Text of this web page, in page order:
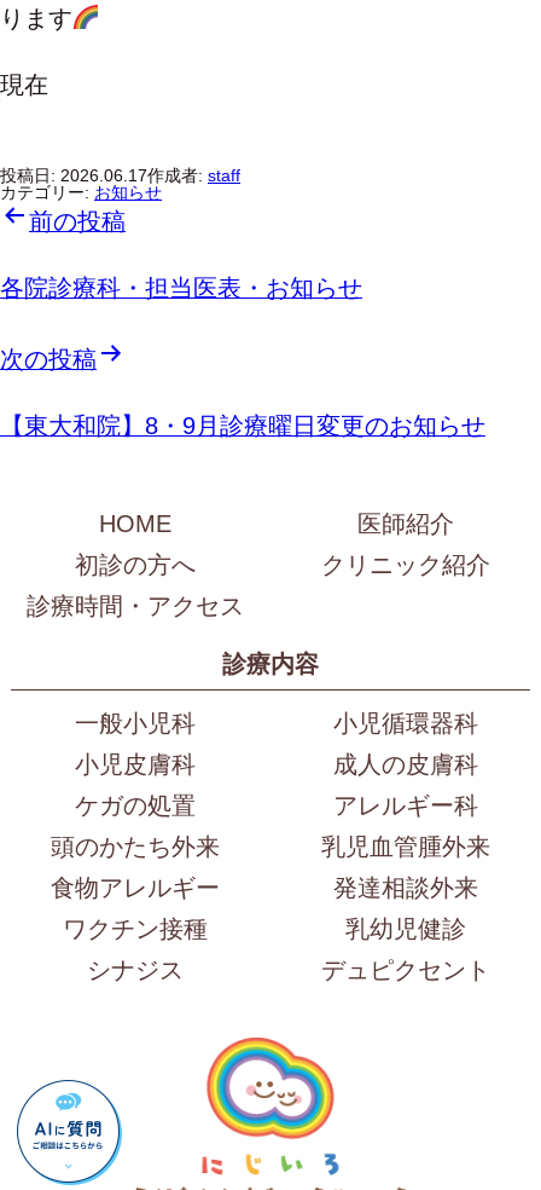
ります
現在
投稿日: 2026.06.17作成者: staff
カテゴリー: お知らせ
投
稿
ゲ
ー
前の投稿
各院診療科・担当医表・お知らせ
次の投稿
【東大和院】8・9月診療曜日変更のお知らせ
HOME
医師紹介
初診の方へ
クリニック紹介
診療時間・アクセス
診療内容
一般小児科
小児循環器科
小児皮膚科
成人の皮膚科
ケガの処置
アレルギー科
頭のかたち外来
乳児血管腫外来
食物アレルギー
発達相談外来
ワクチン接種
乳幼児健診
シナジス
デュピクセント